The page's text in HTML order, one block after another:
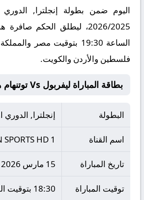
اليوم ضمن بطولة إنجلترا, الدوري
2026/2025، ليطلق الحكم
الساعة 19:30 بتوقيت مصر
فلسطين والأردن والكويت.
بطاقة المباراة ليفربول Vs توتنهام هوتسبر
البطولة إنجلترا, الدوري
اسم القناة HD 1
تاريخ المباراة 15 مارس 2026
توقيت المباراة 18:30 بتوقيت القاهرة